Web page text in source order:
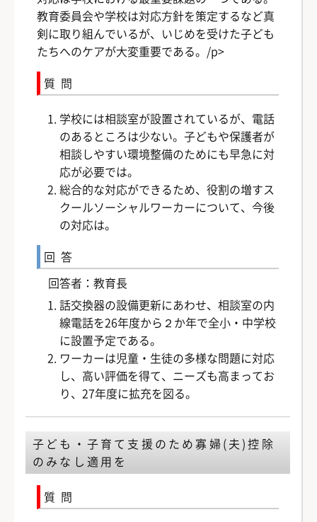
教育委員会や学校は対応方針を策定するなど真
剣に取り組んでいるが、いじめを受けた子ども
たちへのケアが大変重要である。/p>
質問
学校には相談室が設置されているが、電話
のあるところは少ない。子どもや保護者が
相談しやすい環境整備のためにも早急に対
応が必要では。
総合的な対応ができるため、役割の増すス
クールソーシャルワーカーについて、今後
の対応は。
回答
回答者：教育長
話交換器の設備更新にあわせ、相談室の内
線電話を26年度から２か年で全小・中学校
に設置予定である。
ワーカーは児童・生徒の多様な問題に対応
し、高い評価を得て、ニーズも高まってお
り、27年度に拡充を図る。
子ども・子育て支援のため寡婦(夫)控除
のみなし適用を
質問